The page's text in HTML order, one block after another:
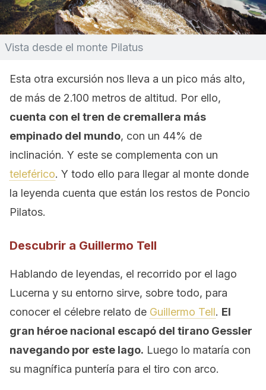
Vista desde el monte Pilatus
Esta otra excursión nos lleva a un pico más alto,
de más de 2.100 metros de altitud. Por ello,
cuenta con el tren de cremallera más
empinado del mundo, con un 44% de
inclinación. Y este se complementa con un
teleférico. Y todo ello para llegar al monte donde
la leyenda cuenta que están los restos de Poncio
Pilatos.
Descubrir a Guillermo Tell
Hablando de leyendas, el recorrido por el lago
Lucerna y su entorno sirve, sobre todo, para
conocer el célebre relato de Guillermo Tell. El
gran héroe nacional escapó del tirano Gessler
navegando por este lago. Luego lo mataría con
su magnífica puntería para el tiro con arco.